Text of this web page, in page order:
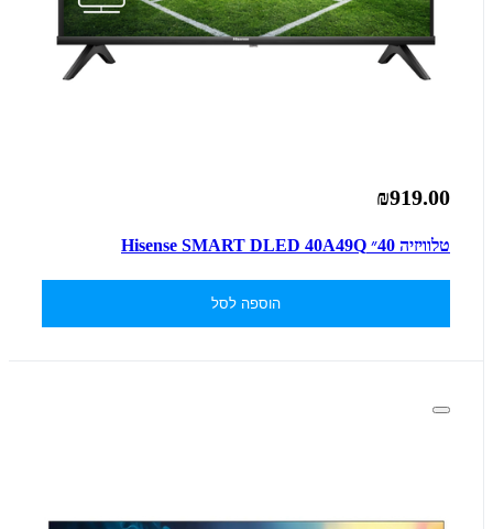
₪919.00
טלוויזיה 40״ Hisense SMART DLED 40A49Q
הוספה לסל